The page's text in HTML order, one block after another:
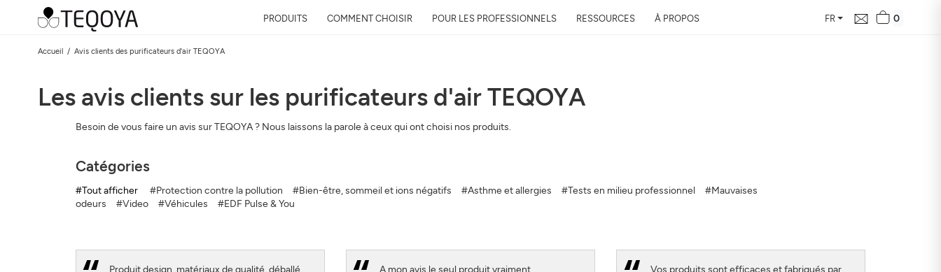
PRODUITS COMMENT CHOISIR POUR LES PROFESSIONNELS RESSOURCES À PROPOS FR 0
Accueil Avis clients des purificateurs d'air TEQOYA
Les avis clients sur les purificateurs d'air TEQOYA
Besoin de vous faire un avis sur TEQOYA ? Nous laissons la parole à ceux qui ont choisi nos produits.
Catégories
#Tout afficher #Protection contre la pollution #Bien-être, sommeil et ions négatifs #Asthme et allergies #Tests en milieu professionnel
#Mauvaises
odeurs
#Video #Véhicules #EDF Pulse & You
Produit design, matériaux de qualité, déballé,
A mon avis le seul produit vraiment
Vos produits sont efficaces et fabriqués par
Recevez gratuitement le bilan de la
Mail